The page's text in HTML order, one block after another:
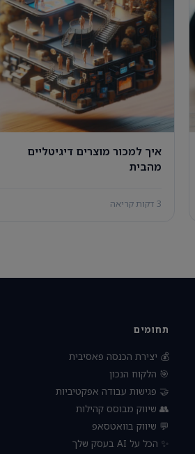
איך למכור מוצרים דיגיטליים
מהבית
3 דקות קריאה
תחומים
💰 יצירת הכנסה פאסיבית
🎯 הלקוח הנכון
🤝 פגישות עבודה אפקטיביות
👥 שיווק מבוסס קהילות
💬 שיווק בוואטסאפ
✨ הכל על AI בעסק שלך